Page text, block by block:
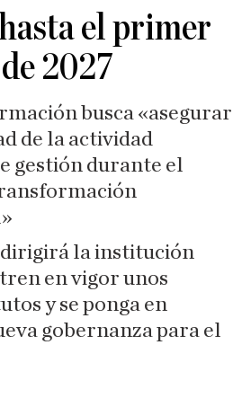
el primer
2027
busca «asegurar
de la actividad
gestión durante el
la institución
en vigor unos
y se ponga en
gobernanza para el